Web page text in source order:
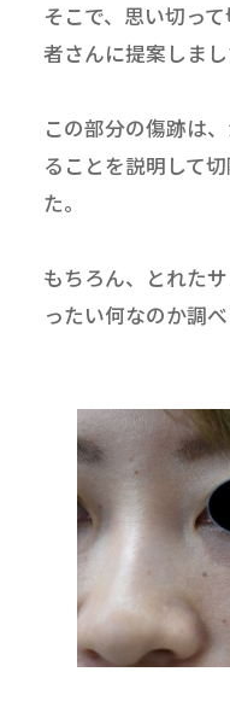
そこで、思い切っ
者さんに提案しまし
この部分の傷跡は
ることを説明して
た。
もちろん、とれた
ったい何なのか調べ